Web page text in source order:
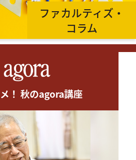
ファカルティズ・
コラム
！ 秋のagora講座